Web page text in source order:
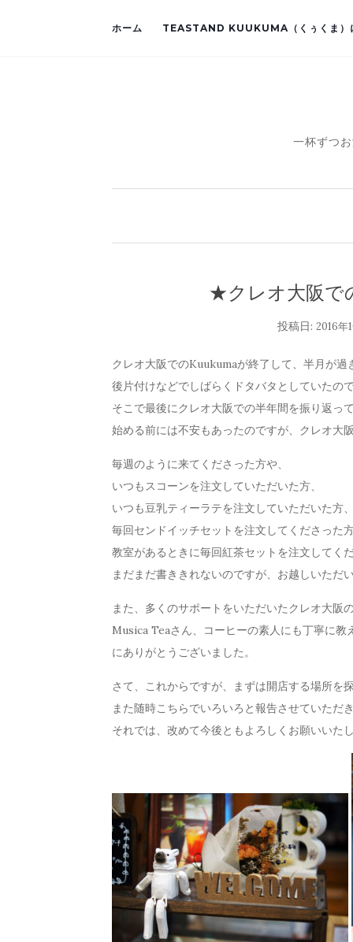
ホーム TEASTAND KUUKUMA（くぅくま）
一杯ずつ
★クレオ大阪で
投稿日: 2016年
クレオ大阪でのKuukumaが終了して、半月が過
後片付けなどでしばらくドタバタとしていたの
そこで最後にクレオ大阪での半年間を振り返っ
始める前には不安もあったのですが、クレオ大
毎週のように来てくださった方や、
いつもスコーンを注文していただいた方、
いつも豆乳ティーラテを注文していただいた方
毎回センドイッチセットを注文してくださった
教室があるときに毎回紅茶セットを注文してく
まだまだ書ききれないのですが、お越しいただ
また、多くのサポートをいただいたクレオ大阪
Musica Teaさん、コーヒーの素人にも丁寧に
にありがとうございました。
さて、これからですが、まずは開店する場所を
また随時こちらでいろいろと報告させていただ
それでは、改めて今後ともよろしくお願いいた